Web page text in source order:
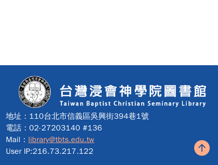
地址：110台北市信義區吳興街394巷1號
電話：02-27203140 #136
Mail： library@tbts.edu.tw
User IP:216.73.217.122